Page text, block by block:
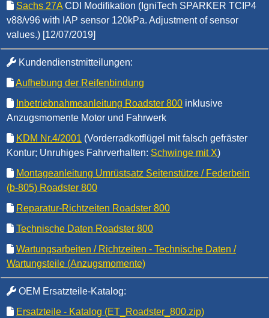
Sachs 27A CDI Modifikation (IgniTech SPARKER TCIP4
v88/v96 with IAP sensor 120kPa. Adjustment of sensor
values.) [12/07/2019]
Kundendienstmitteilungen:
Aufhebung der Reifenbindung
Inbetriebnahmeanleitung Roadster 800 inklusive
Anzugsmomente Motor und Fahrwerk
KDM Nr.4/2001 (Vorderradkotflügel mit falsch gefräster
Kontur; Unruhiges Fahrverhalten: Schwinge mit X)
Montageanleitung Umrüstsatz Seitenstütze / Federbein
(b-805) Roadster 800
Reparatur-Richtzeiten Roadster 800
Technische Daten Roadster 800
Wartungsarbeiten / Richtzeiten - Technische Daten /
Wartungsteile (Anzugsmomente)
OEM Ersatzteile-Katalog:
Ersatzteile - Katalog (ET_Roadster_800.zip)